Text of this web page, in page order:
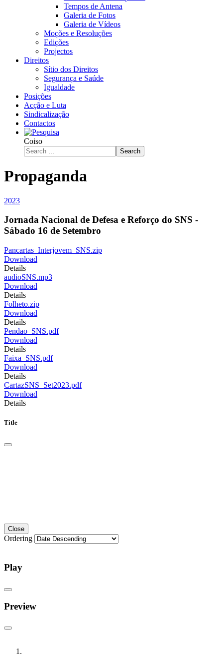
Tempos de Antena
Galeria de Fotos
Galeria de Vídeos
Moções e Resoluções
Edições
Projectos
Direitos
Sítio dos Direitos
Segurança e Saúde
Igualdade
Posições
Acção e Luta
Sindicalização
Contactos
Coiso
Search
Propaganda
2023
Jornada Nacional de Defesa e Reforço do SNS -
Sábado 16 de Setembro
Pancartas_Interjovem_SNS.zip
Download
Details
audioSNS.mp3
Download
Details
Folheto.zip
Download
Details
Pendao_SNS.pdf
Download
Details
Faixa_SNS.pdf
Download
Details
CartazSNS_Set2023.pdf
Download
Details
Title
Close
Ordering
Play
Preview